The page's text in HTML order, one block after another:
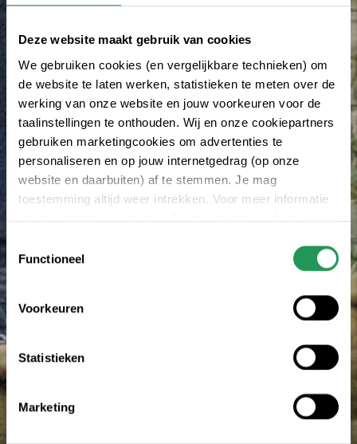
Deze website maakt gebruik van cookies
We gebruiken cookies (en vergelijkbare technieken) om
de website te laten werken, statistieken te meten over de
werking van onze website en jouw voorkeuren voor de
taalinstellingen te onthouden. Wij en onze cookiepartners
gebruiken marketingcookies om advertenties te
personaliseren en op jouw internetgedrag (op onze
website en daarbuiten) af te stemmen. Je mag
toestemming altijd weer intrekken. Voor meer informatie
Functioneel
Voorkeuren
Statistieken
Marketing